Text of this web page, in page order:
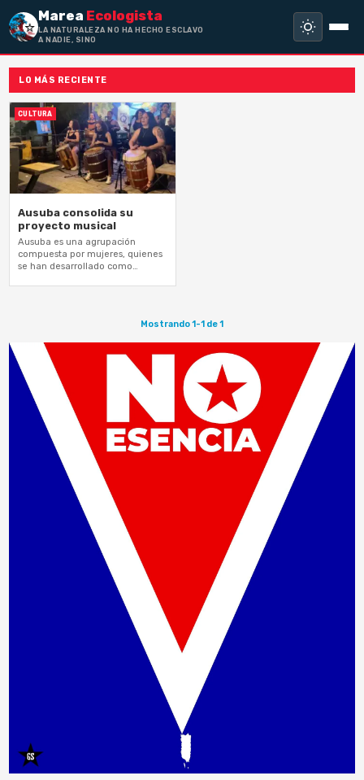
Marea Ecologista
LA NATURALEZA NO HA HECHO ESCLAVO
A NADIE, SINO A T
LO MÁS RECIENTE
CULTURA
Ausuba consolida su
proyecto musical
Ausuba es una agrupación
compuesta por mujeres, quienes
se han desarrollado como
Mostrando 1-1 de 1